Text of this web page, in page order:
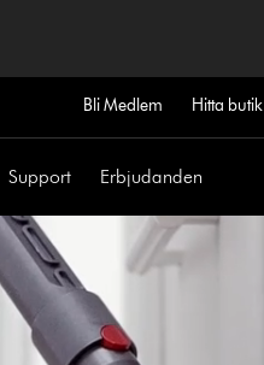
Bli Medlem Hitta butik
Support Erbjudanden